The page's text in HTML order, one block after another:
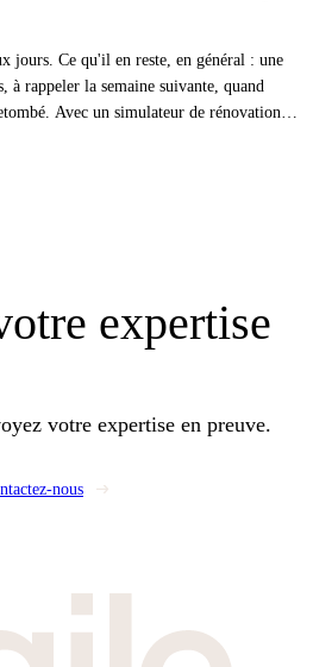
jours. Ce qu'il en reste, en général : une
à rappeler la semaine suivante, quand
Avec un simulateur de rénovation
vous, et repart avec un rendez-vous posé
expertise
votre expertise en preuve.
nous